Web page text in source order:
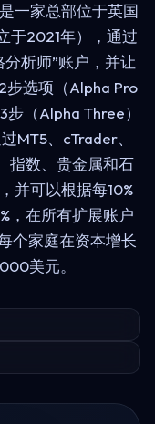
一家总部位于英国
于2021年），通过
析师”账户，并让
步选项（Alpha Pro
步（Alpha Three）
MT5、cTrader、
指数、贵金属和石
并可以根据每10%
，在所有扩展账户
个家庭在资本增长
美元。